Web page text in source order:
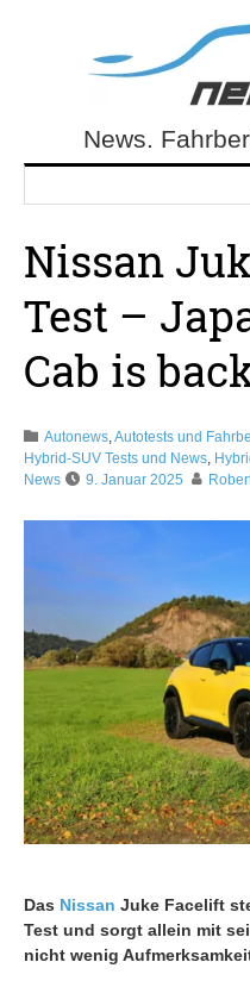
NewCarz.deNews.
Nissan
Test –
Cab is
Autonews,Autotests und
Hybrid-SUV Tests und News,
News
9. Januar 2025
Das Nissan Juke Facelift
Test und sorgt allein mit
nicht wenig